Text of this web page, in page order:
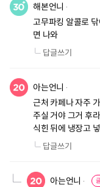
해본언니
고무파킹 알콜로
면 나와
답글쓰기
아는언니
근처 카페나 자주
주실 거야 그거 후
식힌 뒤에 냉장고
답글쓰기
아는언니